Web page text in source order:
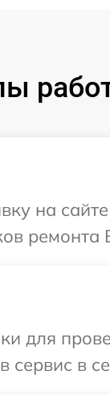
на
ремонта
для
сервис в